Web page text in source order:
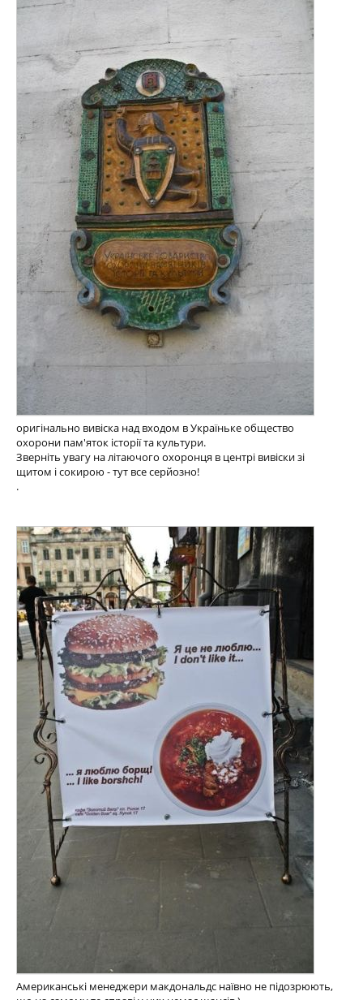
оригінально вивіска над входом в Україньке общество
охорони пам'яток історії та культури.
Зверніть увагу на літаючого охоронця в центрі вивіски зі
щитом і сокирою - тут все серйозно!
.
Американські менеджери макдональдс наївно не підозрюють,